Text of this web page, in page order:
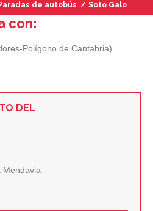
de autobús / Soto Galo
con:
Polígono de Cantabria)
DEL
Mendavia